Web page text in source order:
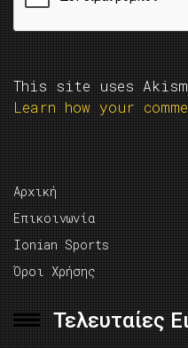
This site uses
Learn how your
Αρχική
Επικοινωνία
Ionian Sports
Όροι Χρήσης
Τελευταίες